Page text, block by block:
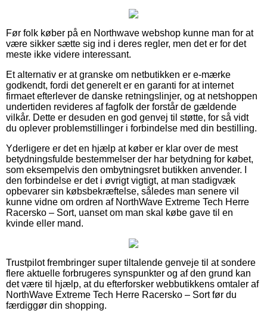
Før folk køber på en Northwave webshop kunne man for at
være sikker sætte sig ind i deres regler, men det er for det
meste ikke videre interessant.
Et alternativ er at granske om netbutikken er e-mærke
godkendt, fordi det generelt er en garanti for at internet
firmaet efterlever de danske retningslinjer, og at netshoppen
undertiden revideres af fagfolk der forstår de gældende
vilkår. Dette er desuden en god genvej til støtte, for så vidt
du oplever problemstillinger i forbindelse med din bestilling.
Yderligere er det en hjælp at køber er klar over de mest
betydningsfulde bestemmelser der har betydning for købet,
som eksempelvis den ombytningsret butikken anvender. I
den forbindelse er det i øvrigt vigtigt, at man stadigvæk
opbevarer sin købsbekræftelse, således man senere vil
kunne vidne om ordren af NorthWave Extreme Tech Herre
Racersko – Sort, uanset om man skal købe gave til en
kvinde eller mand.
Trustpilot frembringer super tiltalende genveje til at sondere
flere aktuelle forbrugeres synspunkter og af den grund kan
det være til hjælp, at du efterforsker webbutikkens omtaler af
NorthWave Extreme Tech Herre Racersko – Sort før du
færdiggør din shopping.